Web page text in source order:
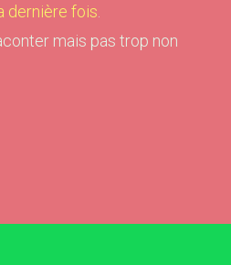
dernière fois
mais pas trop non